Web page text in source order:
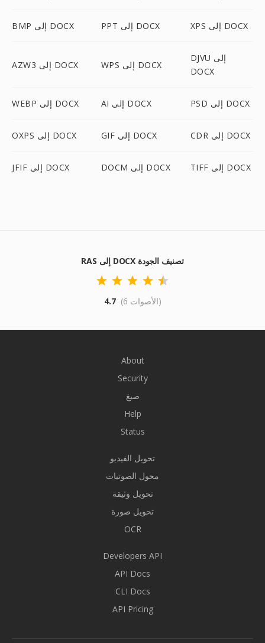
BMP إلى DOCX PPT إلى DOCX XPS إلى DOCX
AZW3 إلى DOCX WPS إلى DOCX
DJVU إلى
DOCX
WEBP إلى DOCX AI إلى DOCX PSD إلى DOCX
OXPS إلى DOCX GIF إلى DOCX CDR إلى DOCX
JFIF إلى DOCX DOCM إلى DOCX TIFF إلى DOCX
RAS إلى DOCX تصنيف الجودة
4.7 (6 الأصوات)
About
Security
صيغ
Help
Status
تحويل الفيديو
محول الصوتيات
تحويل وثيقة
تحويل صورة
OCR
Developers API
API Docs
CLI Docs
API Pricing